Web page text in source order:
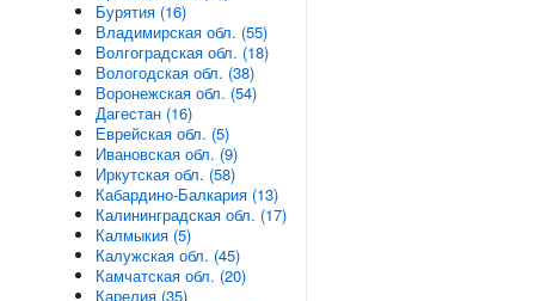
Бурятия (16)
Владимирская обл. (55)
Волгоградская обл. (18)
Вологодская обл. (38)
Воронежская обл. (54)
Дагестан (16)
Еврейская обл. (5)
Ивановская обл. (9)
Иркутская обл. (58)
Кабардино-Балкария (13)
Калининградская обл. (17)
Калмыкия (5)
Калужская обл. (45)
Камчатская обл. (20)
Карелия (35)